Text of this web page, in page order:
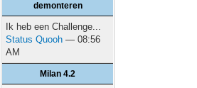
demonteren
Ik heb een Challenge...
Status Quooh — 08:56
AM
Milan 4.2